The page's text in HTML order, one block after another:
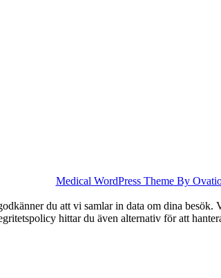
Medical WordPress ThemeBy
du att vi samlar in data om dina
hittar du även alternativ för att